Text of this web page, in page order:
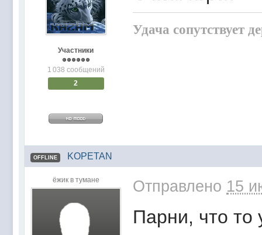
Участники
1 038 сообщений
2
Удача сопутствует
OFFLINE KOPETAN
ёжик в тумане Отправлено 15
Парни, что то